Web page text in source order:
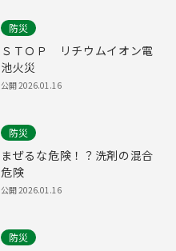
防災
ＳＴＯＰ リチウムイオン電
池火災
公開2026.01.16
防災
まぜるな危険！？洗剤の混合
危険
公開2026.01.16
防災